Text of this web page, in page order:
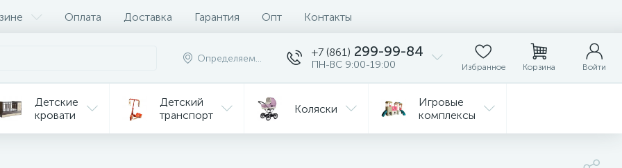
Оплата Доставка Гарантия Опт Контакты
Определяем... +7 (861) 299-99-84
ПН-ВС 9:00-19:00 Избранное Корзина Войти
Детские
кровати
Детский
транспорт
Коляски
Игровые
комплексы